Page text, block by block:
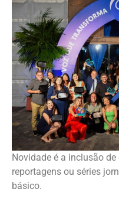
Novidade é a inclusão
reportagens ou séries
básico.